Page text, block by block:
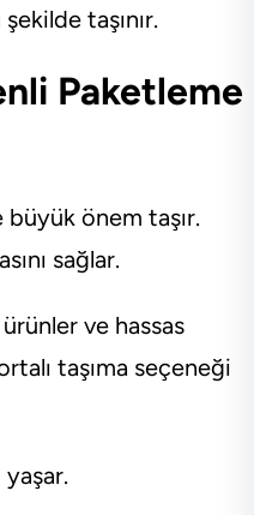
taşınır.
Paketleme
önem taşır.
sağlar.
ve hassas
taşıma seçeneği